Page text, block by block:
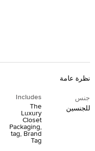
نظرة عامة
جنس
للجنسين
Includes
The
Luxury
Closet
Packaging,
tag, Brand
Tag